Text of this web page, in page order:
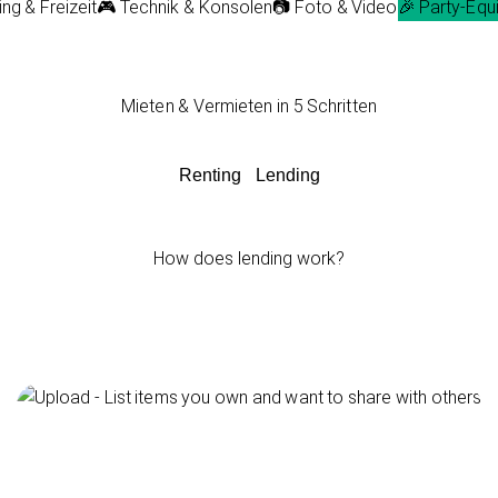
& Freizeit🎮 Technik & Konsolen📷 Foto & Video 🎉 Party-
Mieten & Vermieten in 5 Schritten
Renting Lending
How does lending work?